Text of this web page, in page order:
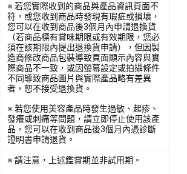
※ 若您實際收到的商品與產品資訊頁面不
符，或您收到商品時發現有瑕疵或損壞，
您可以在收到商品後3個月內申請退換貨
（若商品標有賞味期限或有效期限，您必
須在該期限內提出退換貨申請），但因製
造商修改商品包裝導致頁面顯示內容與實
際商品不一致，或因螢幕設定或拍攝條件
不同導致商品圖片與實際產品略有差異
者，恕不接受退換貨。
※ 若您使用美容產品時發生過敏、起疹、
發癢或刺痛等問題，請立即停止使用該產
品，您可以在收到商品後3個月內憑診斷
證明書申請退貨。
※ 請注意，上述鑑賞期並非試用期。